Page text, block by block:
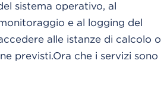
sistema operativo, al
e al logging del
alle istanze di calcolo o
previsti.Ora che i servizi sono